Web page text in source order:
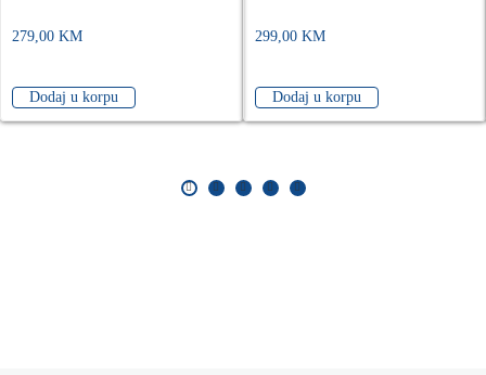
279,00 KM
Dodaj u korpu
299,00 KM
Dodaj u korpu